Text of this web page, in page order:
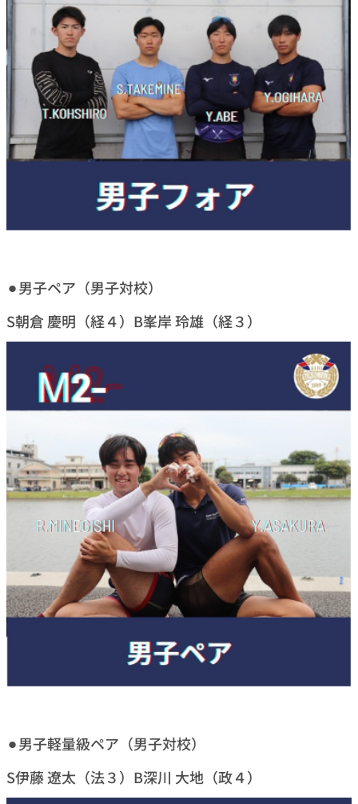
⚫︎男子ペア（男子対校）
S朝倉 慶明（経４）B峯岸 玲雄（経３）
⚫︎男子軽量級ペア（男子対校）
S伊藤 遼太（法３）B深川 大地（政４）